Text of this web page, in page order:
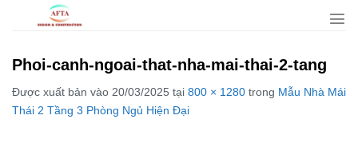
dungPhoi-canh-ngoai-that-nha-mai-thai-2-tang
Được xuất bản vào 20/03/2025 tại 800 × 1280 trong Mẫu Nhà Mái
Thái 2 Tầng 3 Phòng Ngủ Hiện Đại